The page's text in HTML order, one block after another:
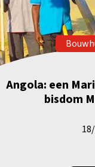
Angola: een
bisdom